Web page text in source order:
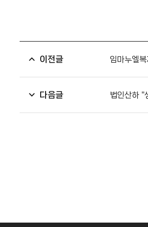
이전글 임마누엘
다음글 법인산하 "